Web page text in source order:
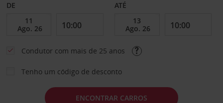
DE ATÉ
Condutor com mais de 25 anos
Tenho um código de desconto
ENCONTRAR CARROS